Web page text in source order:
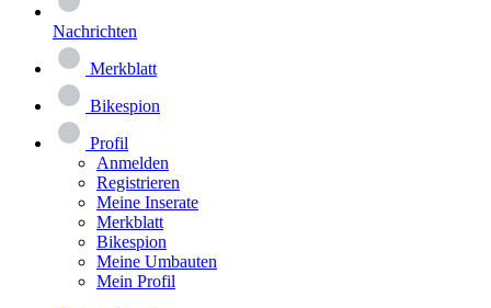
Nachrichten
Merkblatt
Bikespion
Profil
Anmelden
Registrieren
Meine Inserate
Merkblatt
Bikespion
Meine Umbauten
Mein Profil